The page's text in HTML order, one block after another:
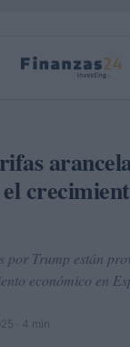
por Trump están
económico en
· 4 min